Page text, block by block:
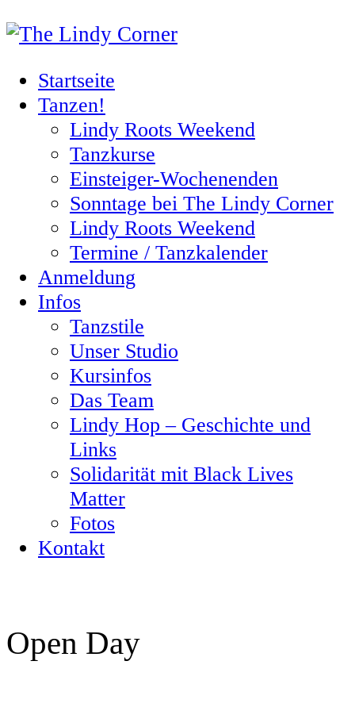
Startseite
Tanzen!
Lindy Roots Weekend
Tanzkurse
Einsteiger-Wochenenden
Sonntage bei The Lindy Corner
Lindy Roots Weekend
Termine / Tanzkalender
Anmeldung
Infos
Tanzstile
Unser Studio
Kursinfos
Das Team
Lindy Hop – Geschichte und
Links
Solidarität mit Black Lives
Matter
Fotos
Kontakt
Open Day